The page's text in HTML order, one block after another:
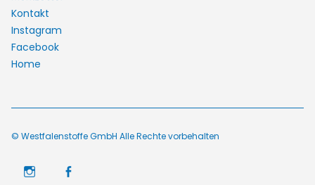
Kontakt
Instagram
Facebook
Home
© Westfalenstoffe GmbH Alle Rechte vorbehalten